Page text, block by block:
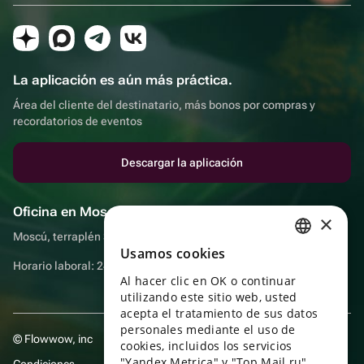
La aplicación es aún más práctica.
Área del cliente del destinatario, más bonos por compras y
recordatorios de eventos
Descargar la aplicación
Oficina en Moscú
Moscú, terraplén Sadovnicheskaya, 9, sala 2/3
Horario laboral: 24 horas
© Flowwow, inc
ENGLISH
UKRAINIAN
PORTUGUESE
×
Usamos cookies
Al hacer clic en OK o continuar
utilizando este sitio web, usted
acepta el tratamiento de sus datos
personales mediante el uso de
cookies, incluidos los servicios